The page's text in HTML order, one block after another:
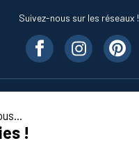
!
Suivez-nous sur les réseaux !